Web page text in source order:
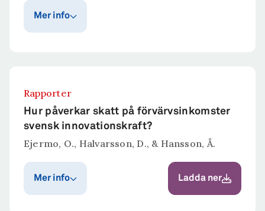
Mer info
utopi. Timbro förlag.
Eriksson, K. A. M. (2025). Från civilisation till
anti-urbanitet: Städernas uppgång och fall. I J.
Grönbäck, A. Johansson Heinö, & C. Starfelt
Rapporter
Hur påverkar skatt på förvärvs­inkomster
svensk innovationskraft?
Ejermo, O., Halvarsson, D., & Hansson, Å.
Mer info Ladda ner